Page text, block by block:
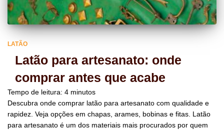
LATÃO
Latão para artesanato: onde
comprar antes que acabe
Tempo de leitura: 4 minutos
Descubra onde comprar latão para artesanato com qualidade e
rapidez. Veja opções em chapas, arames, bobinas e fitas. Latão
para artesanato é um dos materiais mais procurados por quem